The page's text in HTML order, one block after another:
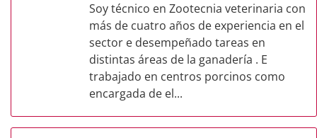
Soy técnico en Zootecnia veterinaria con
más de cuatro años de experiencia en el
sector e desempeñado tareas en
distintas áreas de la ganadería . E
trabajado en centros porcinos como
encargada de el...